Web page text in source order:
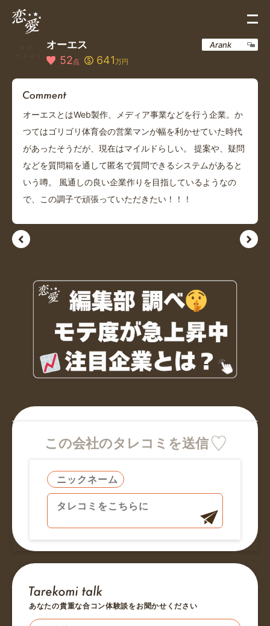
オーエス
52点 641万円
Arank
オーエスとはWeb製作、メディア事業などを行う企業。か
つてはゴリゴリ体育会の営業マンが幅を利かせていた時代
があったそうだが、現在はマイルドらしい。 提案や、疑問
などを質問箱を通して匿名で質問できるシステムがあると
いう噂。 風通しの良い企業作りを目指しているようなの
で、この調子で頑張っていただきたい！！！
この会社のタレコミを送信
あなたの貴重な合コン体験談をお聞かせください